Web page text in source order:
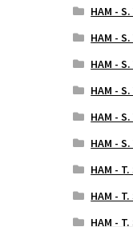
HAM -
HAM -
HAM -
HAM -
HAM -
HAM -
HAM -
HAM -
HAM -